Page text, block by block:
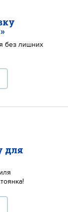
без лишних
для